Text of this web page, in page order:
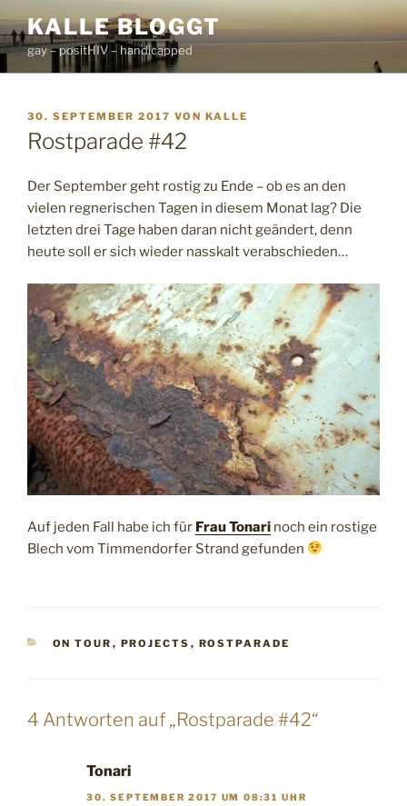
Inhalt
springen
KALLE BLOGGT
gay – positHIV – handicapped
VERÖFFENTLICHT
AM
30. SEPTEMBER 2017 VON KALLE
Rostparade #42
Der September geht rostig zu Ende – ob es an den
vielen regnerischen Tagen in diesem Monat lag? Die
letzten drei Tage haben daran nicht geändert, denn
heute soll er sich wieder nasskalt verabschieden…
Auf jeden Fall habe ich für Frau Tonari noch ein rostige
Blech vom Timmendorfer Strand gefunden
KATEGORIEN
ON TOUR , PROJECTS , ROSTPARADE
4 Antworten auf „Rostparade #42“
Tonari
30. SEPTEMBER 2017 UM 08:31 UHR